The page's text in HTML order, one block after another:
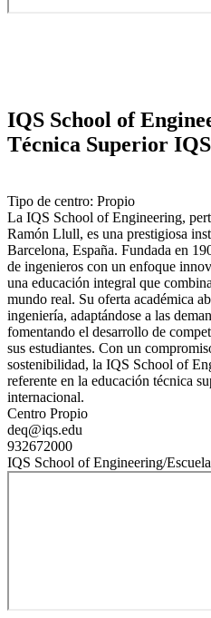
IQS School of
Técnica Superior IQS
Tipo de centro: Propio
La IQS School of Engineering,
Ramón Llull, es una prestigiosa
Barcelona, España. Fundada en
de ingenieros con un enfoque
una educación integral que
mundo real. Su oferta académica
ingeniería, adaptándose a las
fomentando el desarrollo de
sus estudiantes. Con un
sostenibilidad, la IQS School of
referente en la educación técnica
internacional.
Centro Propio
deq@iqs.edu
932672000
IQS School of Engineering/